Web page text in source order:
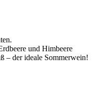
und Himbeere
– der ideale Sommerwein!